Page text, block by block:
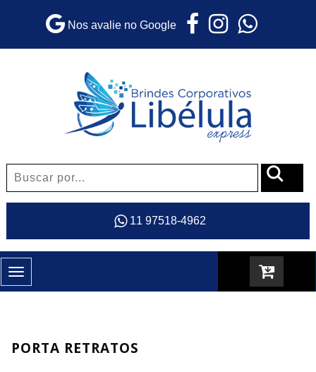
Nos avalie no Google
11 97518-4962
Toggle
navigation
PORTA RETRATOS